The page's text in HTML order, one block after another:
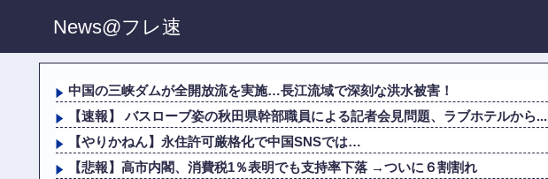
News@フレ速
中国の三峡ダムが全開放流を実施…長江流域で深刻な洪水被害！
【速報】 バスローブ姿の秋田県幹部職員による記者会見問題、ラブホテルから...
【やりかねん】永住許可厳格化で中国SNSでは…
【悲報】高市内閣、消費税1％表明でも支持率下落 →ついに６割割れ